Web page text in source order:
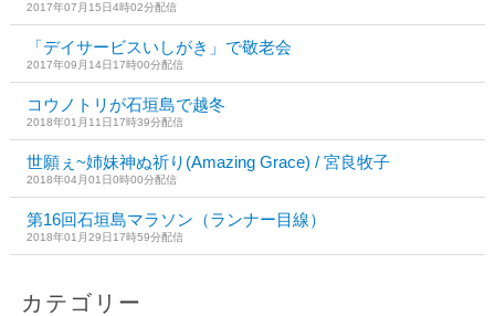
2017年07月15日4時02分配信
「デイサービスいしがき」で敬老会
2017年09月14日17時00分配信
コウノトリが石垣島で越冬
2018年01月11日17時39分配信
世願ぇ~姉妹神ぬ祈り(Amazing Grace) / 宮良牧子
2018年04月01日0時00分配信
第16回石垣島マラソン（ランナー目線）
2018年01月29日17時59分配信
カテゴリー